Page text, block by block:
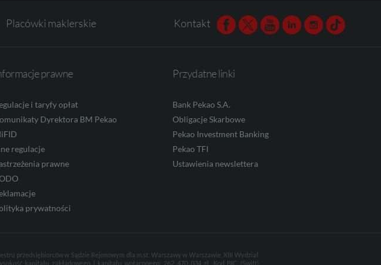
Placówki maklerskie Kontakt Facebook
TwitterYoutubeLinkedinInstagram
TikTok
prawne
i taryfy opłat
Dyrektora BM Pekao
regulacje
prawne
prywatności
Przydatne linki
Bank Pekao S.A.
Obligacje Skarbowe
Pekao Investment Banking
Pekao TFI
Ustawienia newslettera
przedsiębiorców w Sądzie Rejonowym dla m.st. Warszawy w Warszawie, XIII Wydział
kapitału zakładowego i kapitału wpłaconego: 262 470 034 zł. Kod BIC (Swift)